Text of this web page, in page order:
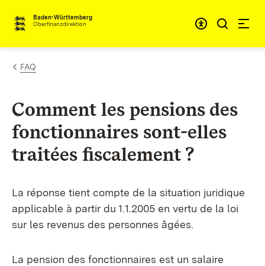
Passer au contenu
Baden-Württemberg
Oberfinanzdirektion
FAQ
Comment les pensions des
fonctionnaires sont-elles
traitées fiscalement ?
La réponse tient compte de la situation juridique
applicable à partir du 1.1.2005 en vertu de la loi
sur les revenus des personnes âgées.
La pension des fonctionnaires est un salaire